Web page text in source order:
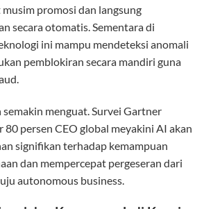
promosi dan langsung
secara otomatis. Sementara di
ini mampu mendeteksi anomali
pemblokiran secara mandiri guna
menguat. Survei Gartner
persen CEO global meyakini AI akan
signifikan terhadap kemampuan
dan mempercepat pergeseran dari
autonomous business.